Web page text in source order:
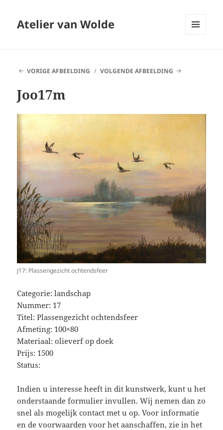
Atelier van Wolde
VORIGE AFBEELDING
VOLGENDE AFBEELDING
Joo17m
J17: Plassengezicht ochtendsfeer
Categorie: landschap
Nummer: 17
Titel: Plassengezicht ochtendsfeer
Afmeting: 100×80
Materiaal: olieverf op doek
Prijs: 1500
Status:
Indien u interesse heeft in dit kunstwerk, kunt u het
onderstaande formulier invullen. Wij nemen dan zo
snel als mogelijk contact met u op. Voor informatie
en de voorwaarden voor het aanschaffen, zie in het